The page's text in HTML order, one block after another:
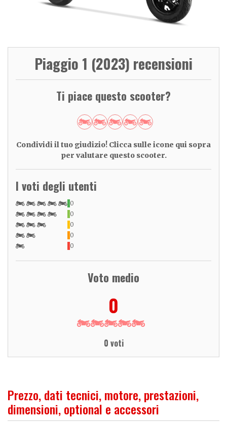
Piaggio 1 (2023) recensioni
Ti piace questo scooter?
Condividi il tuo giudizio! Clicca sulle icone qui sopra
per valutare questo scooter.
I voti degli utenti
0
0
0
0
0
Voto medio
0
0 voti
Prezzo, dati tecnici, motore, prestazioni,
dimensioni, optional e accessori